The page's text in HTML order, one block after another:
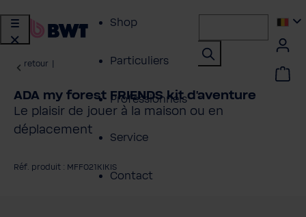
Shop
Particuliers
Professionnels
Service
Contact
retour
ADA my forest FRIENDS kit d'aventure
Le plaisir de jouer à la maison ou en
déplacement
Réf. produit : MFF021KIKIS